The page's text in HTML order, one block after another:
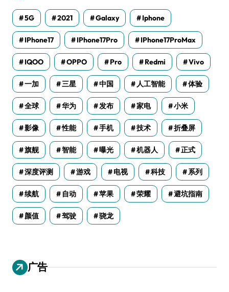
5G 2021 Galaxy Iphone
IPhone17 IPhone17Pro IPhone17ProMax
IQOO OPPO Pro Redmi Vivo
一加 三星 中国 人工智能 体验
全球 华为 发布 家电 小米
影像 性能 手机 技术 折叠屏
旗舰 智能 曝光 机器人 正式
深度评测 游戏 电视 科技 系列
续航 自动 苹果 荣耀 避坑指南
颜值 驾驶 骁龙
广告